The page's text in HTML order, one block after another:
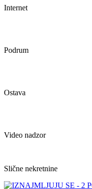
Internet
Podrum
Ostava
Video nadzor
Slične nekretnine